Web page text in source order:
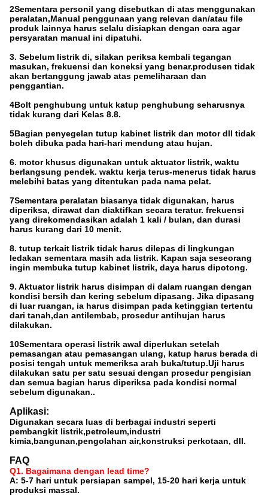
2Sementara personil yang disebutkan di atas menggunakan
peralatan,Manual penggunaan yang relevan dan/atau file
produk lainnya harus selalu disiapkan dengan cara agar
persyaratan manual ini dipatuhi.
3. Sebelum listrik di, silakan periksa kembali tegangan
masukan, frekuensi dan koneksi yang benar.produsen tidak
akan bertanggung jawab atas pemeliharaan dan
penggantian.
4Bolt penghubung untuk katup penghubung seharusnya
tidak kurang dari Kelas 8.8.
5Bagian penyegelan tutup kabinet listrik dan motor dll tidak
boleh dibuka pada hari-hari mendung atau hujan.
6. motor khusus digunakan untuk aktuator listrik, waktu
berlangsung pendek. waktu kerja terus-menerus tidak harus
melebihi batas yang ditentukan pada nama pelat.
7Sementara peralatan biasanya tidak digunakan, harus
diperiksa, dirawat dan diaktifkan secara teratur. frekuensi
yang direkomendasikan adalah 1 kali / bulan, dan durasi
harus kurang dari 10 menit.
8. tutup terkait listrik tidak harus dilepas di lingkungan
ledakan sementara masih ada listrik. Kapan saja seseorang
ingin membuka tutup kabinet listrik, daya harus dipotong.
9. Aktuator listrik harus disimpan di dalam ruangan dengan
kondisi bersih dan kering sebelum dipasang. Jika dipasang
di luar ruangan, ia harus disimpan pada ketinggian tertentu
dari tanah,dan antilembab, prosedur antihujan harus
dilakukan.
10Sementara operasi listrik awal diperlukan setelah
pemasangan atau pemasangan ulang, katup harus berada di
posisi tengah untuk memeriksa arah buka/tutup.Uji harus
dilakukan satu per satu sesuai dengan prosedur pengisian
dan semua bagian harus diperiksa pada kondisi normal
sebelum digunakan..
Aplikasi:
Digunakan secara luas di berbagai industri seperti
pembangkit listrik,petroleum,industri
kimia,bangunan,pengolahan air,konstruksi perkotaan, dll.
FAQ
Q1. Bagaimana dengan lead time?
A: 5-7 hari untuk persiapan sampel, 15-20 hari kerja untuk
produksi massal.